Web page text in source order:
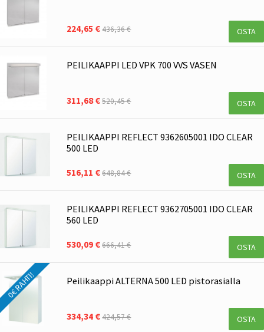
224,65 €436,36 € OSTA
PEILIKAAPPI LED VPK 700 VVS VASEN
311,68 €520,45 € OSTA
PEILIKAAPPI REFLECT 9362605001 IDO CLEAR
500 LED
516,11 €648,84 € OSTA
PEILIKAAPPI REFLECT 9362705001 IDO CLEAR
560 LED
530,09 €666,41 € OSTA
0€ RAHTI! Peilikaappi ALTERNA 500 LED pistorasialla
334,34 €424,57 € OSTA